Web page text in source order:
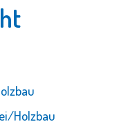
Holzbau